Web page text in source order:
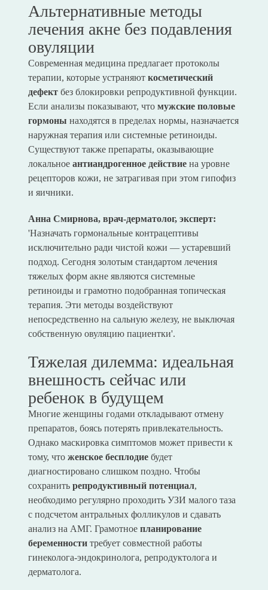
Альтернативные методы
лечения акне без подавления
овуляции
Современная медицина предлагает протоколы
терапии, которые устраняют косметический
дефектбез блокировки репродуктивной функции.
Если анализы показывают, что мужские половые
гормоны находятся в пределах нормы, назначается
наружная терапия или системные ретиноиды.
Существуют также препараты, оказывающие
локальное антиандрогенное действиена уровне
рецепторов кожи, не затрагивая при этом гипофиз
и яичники.
Анна Смирнова, врач-дерматолог, эксперт:
'Назначать гормональные контрацептивы
исключительно ради чистой кожи — устаревший
подход. Сегодня золотым стандартом лечения
тяжелых форм акне являются системные
ретиноиды и грамотно подобранная топическая
терапия. Эти методы воздействуют
непосредственно на сальную железу, не выключая
собственную овуляцию пациентки'.
Тяжелая дилемма: идеальная
внешность сейчас или
ребенок в будущем
Многие женщины годами откладывают отмену
препаратов, боясь потерять привлекательность.
Однако маскировка симптомов может привести к
тому, что женское бесплодиебудет
диагностировано слишком поздно. Чтобы
сохранить репродуктивный потенциал,
необходимо регулярно проходить УЗИ малого таза
с подсчетом антральных фолликулов и сдавать
анализ на АМГ. Грамотное планирование
беременноститребует совместной работы
гинеколога-эндокринолога, репродуктолога и
дерматолога.